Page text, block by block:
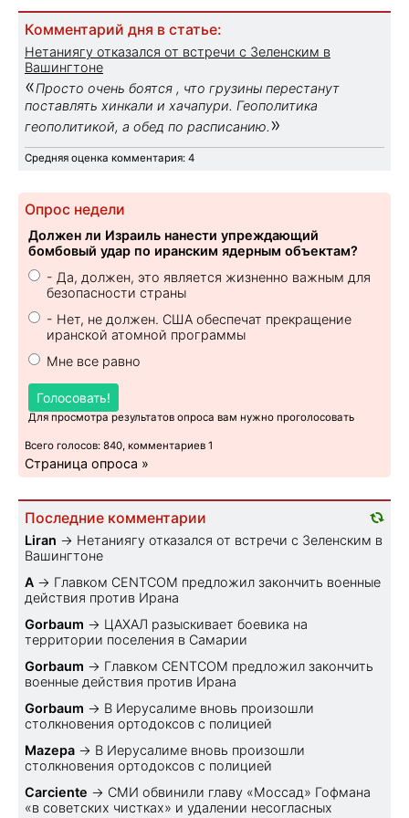
Комментарий дня в статье:
Нетаниягу отказался от встречи с Зеленским в
Вашингтоне
«Просто очень боятся , что грузины перестанут
поставлять хинкали и хачапури. Геополитика
геополитикой, а обед по расписанию. »
Средняя оценка комментария: 4
Опрос недели
Должен ли Израиль нанести упреждающий
бомбовый удар по иранским ядерным объектам?
- Да, должен, это является жизненно важным для
безопасности страны
- Нет, не должен. США обеспечат прекращение
иранской атомной программы
Мне все равно
Голосовать!
Для просмотра результатов опроса вам нужно проголосовать
Всего голосов: 840, комментариев 1
Страница опроса »
Последние комментарии
Liran → Нетаниягу отказался от встречи с Зеленским в
Вашингтоне
A → Главком CENTCOM предложил закончить военные
действия против Ирана
Gorbaum → ЦАХАЛ разыскивает боевика на
территории поселения в Самарии
Gorbaum → Главком CENTCOM предложил закончить
военные действия против Ирана
Gorbaum → В Иерусалиме вновь произошли
столкновения ортодоксов с полицией
Mazepa → В Иерусалиме вновь произошли
столкновения ортодоксов с полицией
Carciente → СМИ обвинили главу «Моссад» Гофмана
«в советских чистках» и удалении несогласных